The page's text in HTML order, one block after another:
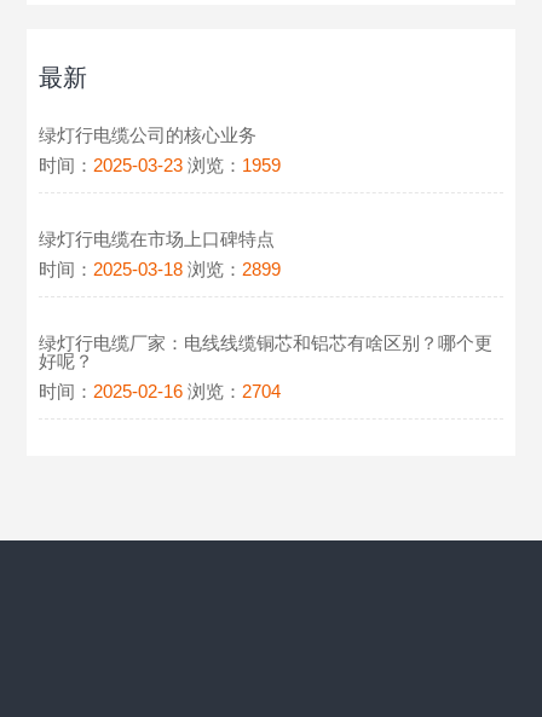
最新
绿灯行电缆公司的核心业务
时间： 2025-03-23 浏览： 1959
绿灯行电缆在市场上口碑特点
时间： 2025-03-18 浏览： 2899
绿灯行电缆厂家：电线线缆铜芯和铝芯有啥区别？哪个更
好呢？
时间： 2025-02-16 浏览： 2704